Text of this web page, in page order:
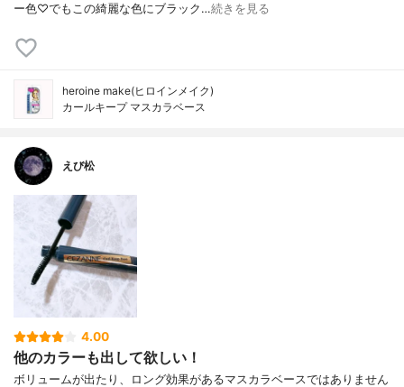
ー色♡でもこの綺麗な色にブラック…続きを見る
heroine make(ヒロインメイク)
カールキープ マスカラベース
えび松
4.00
他のカラーも出して欲しい！
ボリュームが出たり、ロング効果があるマスカラベースではありません